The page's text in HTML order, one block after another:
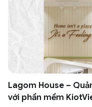
Lagom House –
với phần mềm